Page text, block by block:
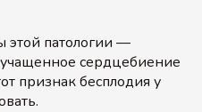
этой патологии —
учащенное сердцебиение
признак бесплодия у